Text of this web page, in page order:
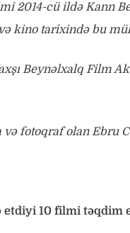
2014-cü ildə Kann
kino tarixində bu
Beynəlxalq Film
fotoqraf olan Ebru
etdiyi 10 filmi təqdim